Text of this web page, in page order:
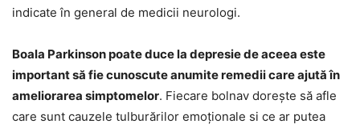
indicate în general de medicii neurologi.
Boala Parkinson poate duce la depresie de aceea este
important să fie cunoscute anumite remedii care ajută în
ameliorarea simptomelor. Fiecare bolnav dorește să afle
care sunt cauzele tulburărilor emoționale si ce ar putea